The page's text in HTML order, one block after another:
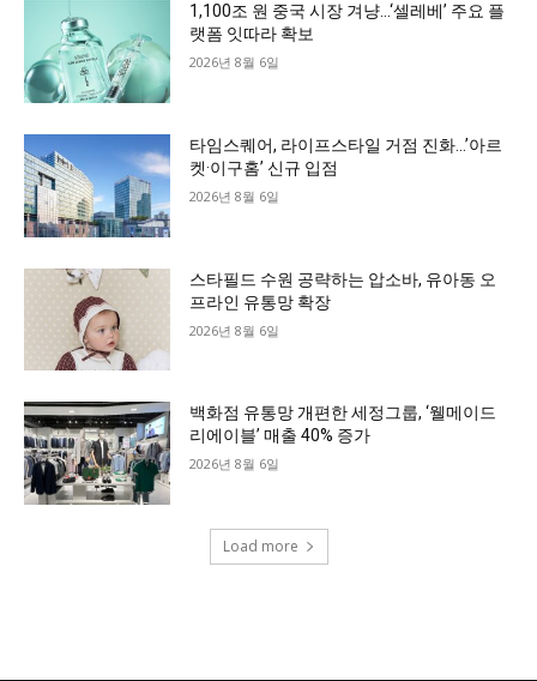
1,100조 원 중국 시장 겨냥…‘셀레베’ 주요 플
랫폼 잇따라 확보
2026년 8월 6일
타임스퀘어, 라이프스타일 거점 진화…’아르
켓·이구홈’ 신규 입점
2026년 8월 6일
스타필드 수원 공략하는 압소바, 유아동 오
프라인 유통망 확장
2026년 8월 6일
백화점 유통망 개편한 세정그룹, ‘웰메이드
리에이블’ 매출 40% 증가
2026년 8월 6일
Load more